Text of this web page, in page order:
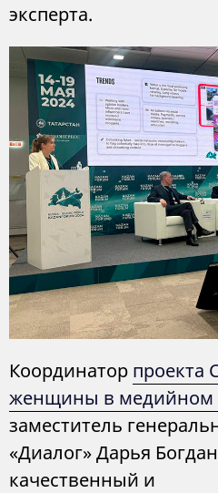
эксперта.
Координатор проекта
женщины в медийном
заместитель
«Диалог» Дарья
качественный и